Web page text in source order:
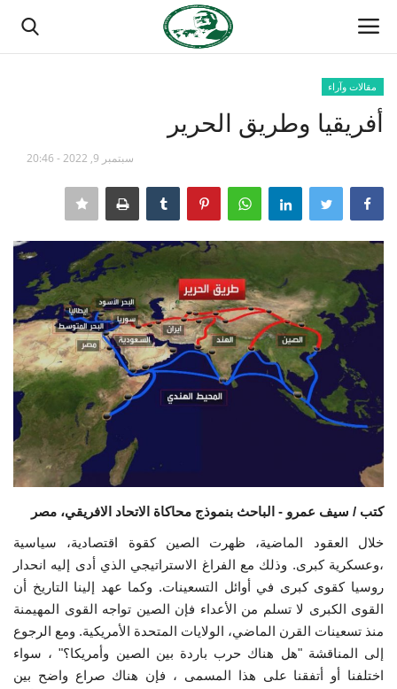
منتدى ناصر الدولي
مدرسة الطليعة الوطنية
حركة ناصر الشبابية
فريق العمل
إرث جمال عبدالناصر
أخبار
شروط وأحكام منحة ناصر للقيادة الدولية
منحة ناصر للقيادة الدولية
مرجعياتنا
المواطن العالمي
مقالات وآراء
أفريقيا وطريق الحرير
سبتمبر 9, 2022 - 20:46
كتب / سيف عمرو - الباحث بنموذج محاكاة الاتحاد الافريقي، مصر
خلال العقود الماضية، ظهرت الصين كقوة اقتصادية، سياسية
،وعسكرية كبرى. وذلك مع الفراغ الاستراتيجي الذي أدى إليه انحدار
روسيا كقوى كبرى في أوائل التسعينات. وكما عهد إلينا التاريخ أن
القوى الكبرى لا تسلم من الأعداء فإن الصين تواجه القوى المهيمنة
منذ تسعينات القرن الماضي، الولايات المتحدة الأمريكية. ومع الرجوع
إلى المناقشة "هل هناك حرب باردة بين الصين وأمريكا؟" ، سواء
اختلفنا أو أتفقنا على هذا المسمى ، فإن هناك صراع واضح بين